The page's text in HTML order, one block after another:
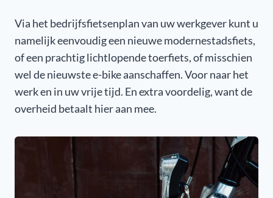
Via het bedrijfsfietsenplan van uw werkgever kunt u
namelijk eenvoudig een nieuwe modernestadsfiets,
of een prachtig lichtlopende toerfiets, of misschien
wel de nieuwste e-bike aanschaffen. Voor naar het
werk en in uw vrije tijd. En extra voordelig, want de
overheid betaalt hier aan mee.